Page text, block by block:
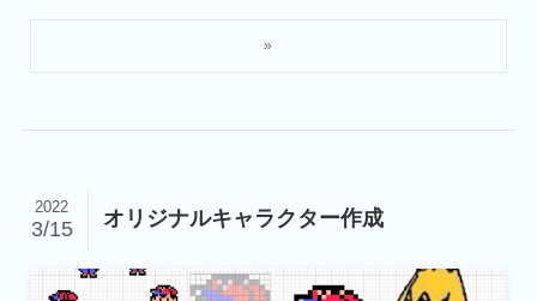
オリジナルキャラクター作成
2022
3/15